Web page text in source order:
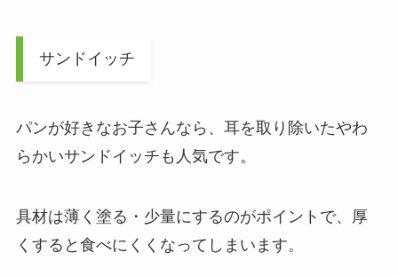
サンドイッチ
パンが好きなお子さんなら、耳を取り除いたやわ
らかいサンドイッチも人気です。
具材は薄く塗る・少量にするのがポイントで、厚
くすると食べにくくなってしまいます。